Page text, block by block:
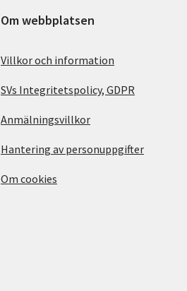
Om webbplatsen
Villkor och information
SVs Integritetspolicy, GDPR
Anmälningsvillkor
Hantering av personuppgifter
Om cookies